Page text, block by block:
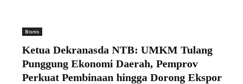
Bisnis
Ketua Dekranasda NTB: UMKM Tulang
Punggung Ekonomi Daerah, Pemprov
Perkuat Pembinaan hingga Dorong Ekspor